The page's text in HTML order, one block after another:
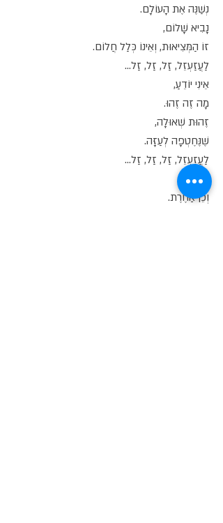
נְשַׁנֶּה אֶת הָעוֹלָם.
נָבִיא שָׁלוֹם,
זוֹ הַמְּצִיאוּת, וְאֵינוֹ כְּלַל חֲלוֹם.
לַעֲזַעְזֵל, זַל, זַל, זַל...
אֵינִי יוֹדֵעַ,
מָה זֶה זֶהוּ.
זֶהוּת שְׁאוּלָה,
שֶׁנֶּחֶטְפָה לְעַזָּה.
לַעֲזַעְזֵל, זַל, זַל, זַל...
זֶהוּ,
וְכֵן אַחֶרֶת.